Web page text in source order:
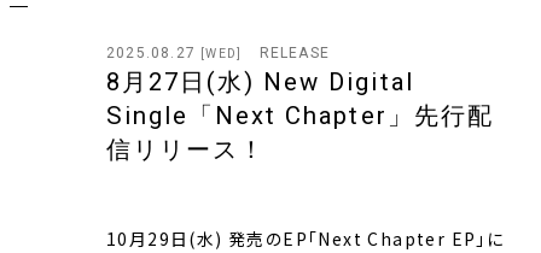
2025.08.27 [WED] RELEASE
8月27日(水) New Digital
Single「Next Chapter」先行配
信リリース！
10月29日(水) 発売のEP「Next Chapter EP」に